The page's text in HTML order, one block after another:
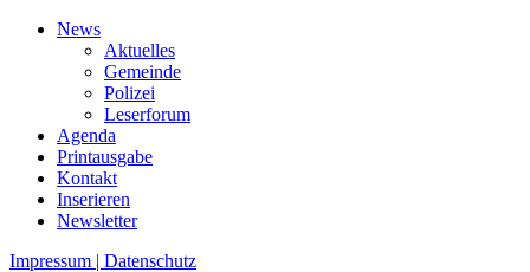
News
Aktuelles
Gemeinde
Polizei
Leserforum
Agenda
Printausgabe
Kontakt
Inserieren
Newsletter
Impressum | Datenschutz